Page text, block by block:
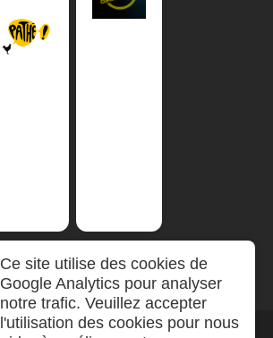
Ce site utilise des cookies de
Google Analytics pour analyser
notre trafic. Veuillez accepter
l'utilisation des cookies pour nous